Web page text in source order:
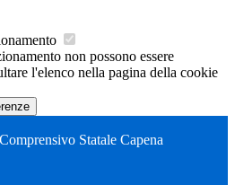
non possono essere
l'elenco nella pagina della cookie
Statale Capena